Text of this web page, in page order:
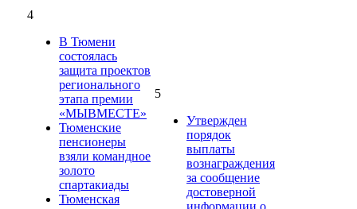
4
В Тюмени
состоялась
защита проектов
регионального
этапа премии
«МЫВМЕСТЕ»
Тюменские
пенсионеры
взяли командное
золото
спартакиады
Тюменская
5
Утвержден
порядок
выплаты
вознаграждения
за сообщение
достоверной